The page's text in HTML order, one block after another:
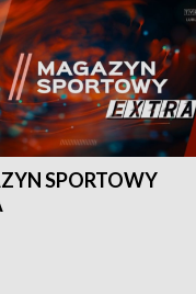
SPORTOWY